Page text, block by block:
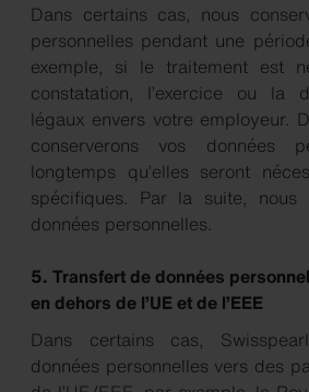
Dans certains cas, nous
personnelles pendant une
exemple, si le traitement est
constatation, l’exercice ou la
légaux envers votre employeur.
conserverons vos données
longtemps qu’elles seront
spécifiques. Par la suite, nous
données personnelles.
5. Transfert de données
en dehors de l’UE et de l’EEE
Dans certains cas,
données personnelles vers des